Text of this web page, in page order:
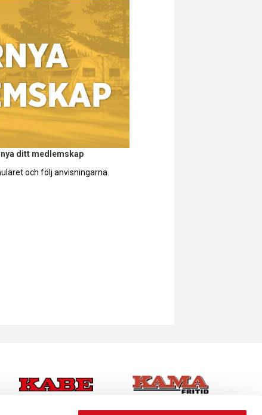
ditt medlemskap
och följ anvisningarna.